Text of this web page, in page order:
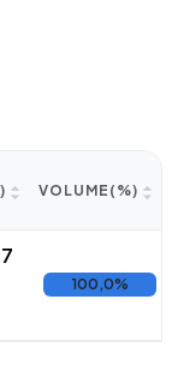
VOLUME(%)
100,0%